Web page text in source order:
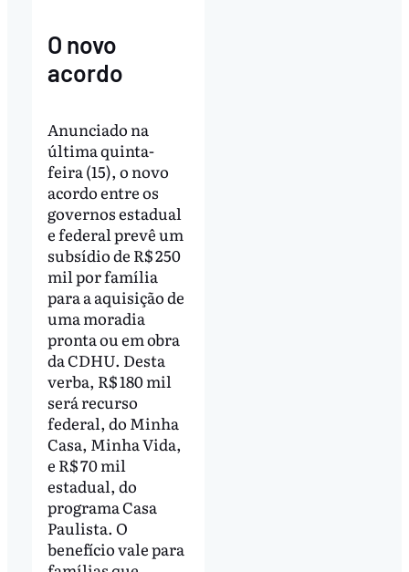
O novo
acordo
Anunciado na
última quinta-
feira (15), o novo
acordo entre os
governos estadual
e federal prevê um
subsídio de R$ 250
mil por família
para a aquisição de
uma moradia
pronta ou em obra
da CDHU. Desta
verba, R$ 180 mil
será recurso
federal, do Minha
Casa, Minha Vida,
e R$ 70 mil
estadual, do
programa Casa
Paulista. O
benefício vale para